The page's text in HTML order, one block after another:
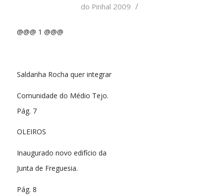
do Pinhal 2009 /
@@@ 1 @@@
Saldanha Rocha quer integrar
Comunidade do Médio Tejo.
Pág. 7
OLEIROS
Inaugurado novo edifício da
Junta de Freguesia.
Pág. 8